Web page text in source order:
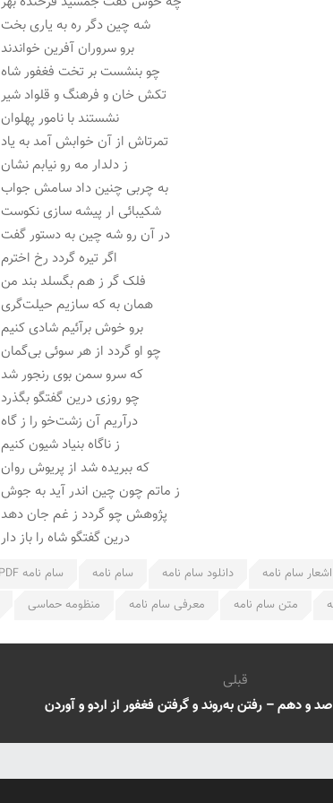
شه چین دگر ره به یاری بخت
برو سروران آفرین خواندند
چو بنشست بر تخت فغفور شاه
تکش خان و فرهنگ و قلواد شیر
نشستند با نامور پهلوان
تمرتاش از آن خوابش آمد به یاد
ز دلدار مه رو نیابم نشان
به چربی چنین داد سامش جواب
شکیبائی ار پیشه سازی نکوست
در آن رو شه چین به دستور گفت
اگر تیره گردد رخ اخترم
فلک گر ز هم بگسلد بند من
همان به که سازیم حیلت‌گری
برو خوش برآئیم شادی کنیم
چو او گردد از هر سوئی بی‌گمان
که سرو سمن بوی رنجور شد
چو روزی درین گفتگو بگذرد
درآریم آن زشت‌خو را ز گاه
ز ناگاه بنیاد شیون کنیم
که ببریده شد از پریوش روان
ز ماتم چون چین اندر آید به جوش
پژوهش چو گردد ز غم جان دهد
درین گفتگو شاه را باز دار
اشعار سام نامه دانلود سام نامه سام نامه سام نامه PDF
متن سام نامه معرفی سام نامه منظومه حماسی
قبلی
و دهم – رفتن به‌روند و گرفتن فغفور از اردو و آوردن